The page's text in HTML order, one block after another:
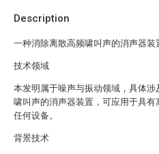
Description
一种消除离散高频啸叫声的消声器装
技术领域
本发明属于噪声与振动领域，具体涉
啸叫声的消声器装置，可应用于具有
任何设备。
背景技术